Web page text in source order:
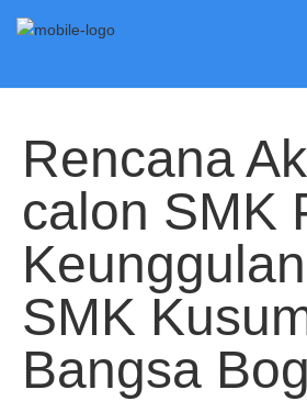
Rencana
calon SMK
SMK
Bangsa